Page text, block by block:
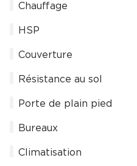
Chauffage
HSP
Couverture
Résistance au sol
Porte de plain pied
Bureaux
Climatisation